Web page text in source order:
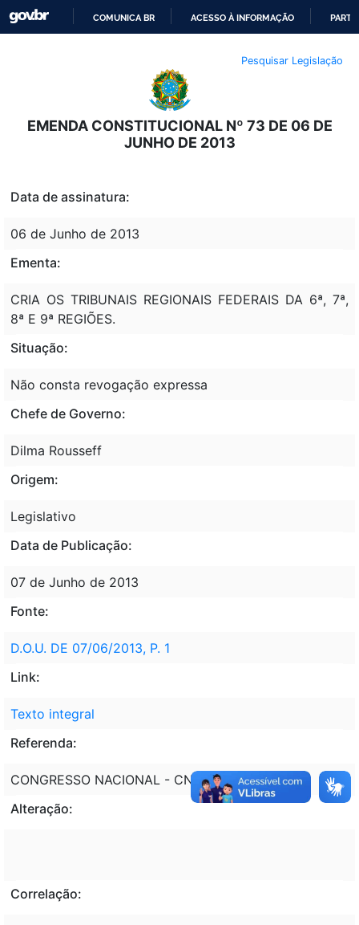
O
CONTEÚDO
COMUNICA BR ACESSO À INFORMAÇÃO
Pesquisar Legislação
EMENDA CONSTITUCIONAL Nº 73 DE 06 DE
JUNHO DE 2013
Data de assinatura:
06 de Junho de 2013
Ementa:
CRIA OS TRIBUNAIS REGIONAIS FEDERAIS DA 6ª, 7ª,
8ª E 9ª REGIÕES.
Situação:
Não consta revogação expressa
Chefe de Governo:
Dilma Rousseff
Origem:
Legislativo
Data de Publicação:
07 de Junho de 2013
Fonte:
D.O.U. DE 07/06/2013, P. 1
Link:
Texto integral
Referenda:
CONGRESSO NACIONAL - CN
Alteração:
Correlação: